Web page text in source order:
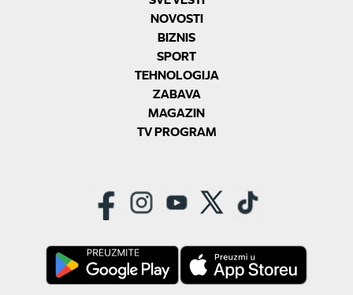
NOVOSTI
BIZNIS
SPORT
TEHNOLOGIJA
ZABAVA
MAGAZIN
TV PROGRAM